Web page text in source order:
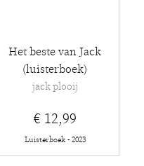
Het beste van Jack
(luisterboek)
jack plooij
€ 12,99
Luisterboek - 2023